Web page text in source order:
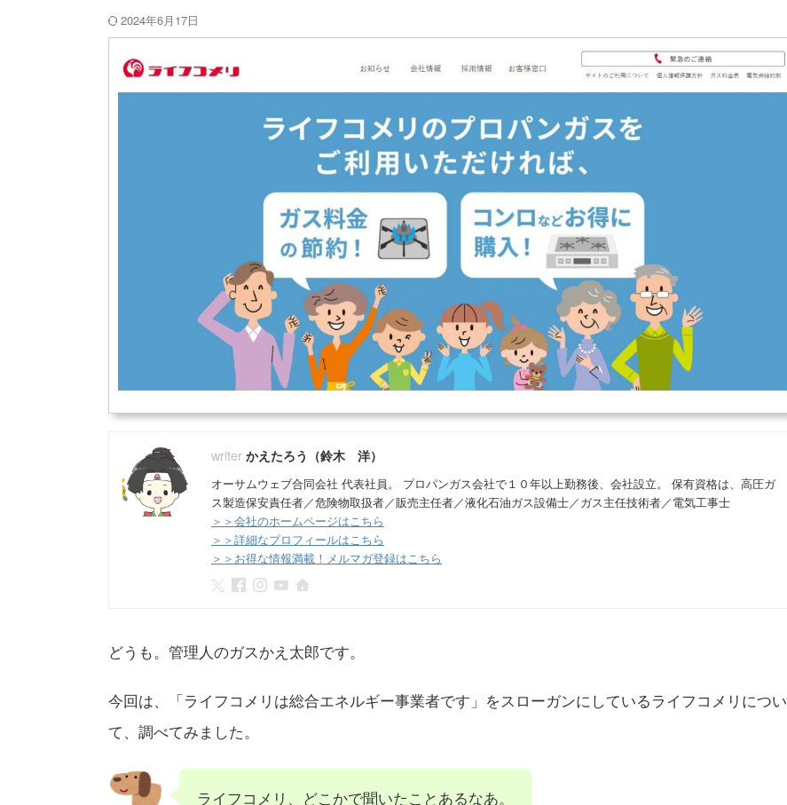
2024年6月17日
かえたろう（鈴木 洋）
オーサムウェブ合同会社 代表社員。 プロパンガス会社で１０年以上勤務後、会社設立。 保有資格は、高圧ガ
ス製造保安責任者／危険物取扱者／販売主任者／液化石油ガス設備士／ガス主任技術者／電気工事士
＞＞会社のホームページはこちら
＞＞詳細なプロフィールはこちら
＞＞お得な情報満載！メルマガ登録はこちら
どうも。管理人のガスかえ太郎です。
今回は、「ライフコメリは総合エネルギー事業者です」をスローガンにしているライフコメリについ
て、調べてみました。
ライフコメリ、どこかで聞いたことあるなあ。